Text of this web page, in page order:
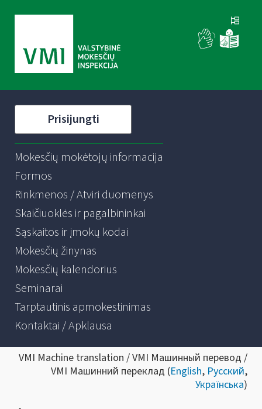
Prisijungti
Mokesčių mokėtojų informacija
Formos
Rinkmenos / Atviri duomenys
Skaičiuoklės ir pagalbininkai
Sąskaitos ir įmokų kodai
Mokesčių žinynas
Mokesčių kalendorius
Seminarai
Tarptautinis apmokestinimas
Kontaktai / Apklausa
VMI Machine translation / VMI Машинный перевод /
VMI Машинний переклад (English, Русский,
Українська)